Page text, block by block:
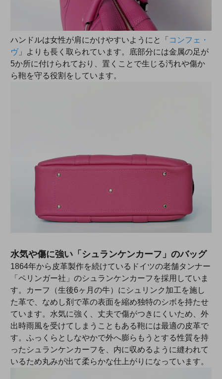
ハンドルは女性が肩にかけやすいようにと「 コンフェ・
ヴ」よりも長く取られています。底部分には金属の足が
5か所に付けられており、置くことで生じる汚れや傷か
ら鞄を守る役割をしています。
水気や傷に強い「シュランケンカーフ」のバッグ
1864年から皮革製作を続けているドイツの老舗タンナー
「ペリンガー社」のシュランケンカーフを採用していま
す。カーフ（生後6ヶ月の牛）にシュリンク加工を施し
た革で、なめし剤で革の表面を縮め独特のシボを持たせ
ています。水気に強く、丈夫で傷がつきにくいため、外
出時雨風を受けてしまうこともある鞄には最適の皮革で
す。ふっくらとしなやかで外へ膨らもうとする性質を持
ったシュランケンカーフを、内に収めるように縫われて
いるため丸みが出て柔らかな仕上がりになっています。